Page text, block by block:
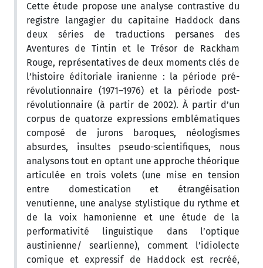
Cette étude propose une analyse contrastive du
registre langagier du capitaine Haddock dans
deux séries de traductions persanes des
Aventures de Tintin et le Trésor de Rackham
Rouge, représentatives de deux moments clés de
l’histoire éditoriale iranienne : la période pré-
révolutionnaire (1971–1976) et la période post-
révolutionnaire (à partir de 2002). À partir d’un
corpus de quatorze expressions emblématiques
composé de jurons baroques, néologismes
absurdes, insultes pseudo-scientifiques, nous
analysons tout en optant une approche théorique
articulée en trois volets (une mise en tension
entre domestication et étrangéisation
venutienne, une analyse stylistique du rythme et
de la voix hamonienne et une étude de la
performativité linguistique dans l’optique
austinienne/ searlienne), comment l’idiolecte
comique et expressif de Haddock est recréé,